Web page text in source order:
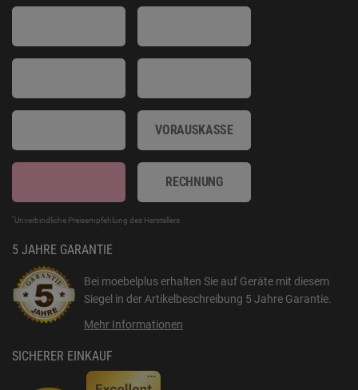
VORAUSKASSE
RECHNUNG
*Unverbindliche Preisempfehlung des Herstellers
5 JAHRE GARANTIE
Bei moebelplus erhalten Sie auf Geräte mit diesem
Siegel in der Artikelbeschreibung 5 Jahre Garantie.
Mehr Informationen
SICHERER EINKAUF